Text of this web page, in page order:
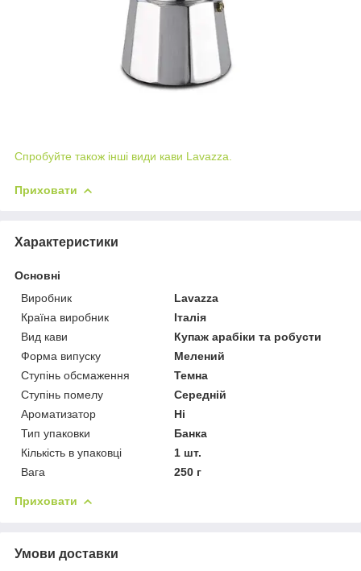
Спробуйте також інші види кави Lavazza.
Приховати
Характеристики
Основні
Виробник
Lavazza
Країна виробник
Італія
Вид кави
Купаж арабіки та робусти
Форма випуску
Мелений
Ступінь обсмаження
Темна
Ступінь помелу
Середній
Ароматизатор
Ні
Тип упаковки
Банка
Кількість в упаковці
1 шт.
Вага
250 г
Приховати
Умови доставки